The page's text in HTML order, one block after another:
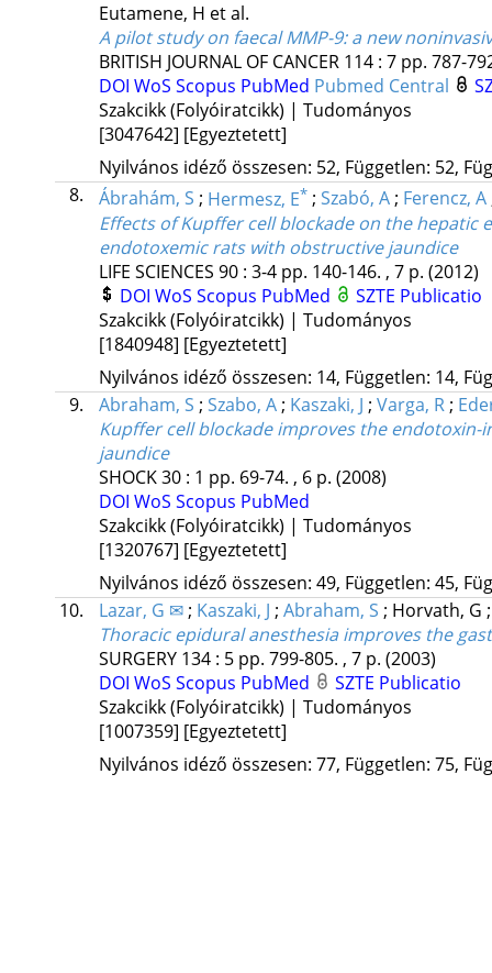
Eutamene, H et al.
A pilot study on faecal MMP-9: a new
BRITISH JOURNAL OF CANCER 114: 7 pp. 787-
DOI WoS Scopus PubMed Pubmed Central
Szakcikk (Folyóiratcikk) | Tudományos
[3047642] [Egyeztetett]
Nyilvános idéző összesen: 52, Független: 52,
8.
Ábrahám, S ; Hermesz, E* ; Szabó, A; Ferencz, A
Effects of Kupffer cell blockade on the hepatic
endotoxemic rats with obstructive jaundice
LIFE SCIENCES 90: 3-4 pp. 140-146. , 7 p. (2012)
DOI WoS Scopus PubMed
SZTE Publicatio
Szakcikk (Folyóiratcikk) | Tudományos
[1840948] [Egyeztetett]
Nyilvános idéző összesen: 14, Független: 14,
9.
Abraham, S ; Szabo, A ; Kaszaki, J ; Varga, R ;
Kupffer cell blockade improves the
jaundice
SHOCK30: 1 pp. 69-74. , 6 p. (2008)
DOI WoS Scopus PubMed
Szakcikk (Folyóiratcikk) | Tudományos
[1320767] [Egyeztetett]
Nyilvános idéző összesen: 49, Független: 45,
10.
Lazar, G ✉ ; Kaszaki, J ; Abraham, S ; Horvath, G
Thoracic epidural anesthesia improves the
SURGERY 134: 5 pp. 799-805. , 7 p. (2003)
DOI WoS Scopus PubMed
SZTE Publicatio
Szakcikk (Folyóiratcikk) | Tudományos
[1007359] [Egyeztetett]
Nyilvános idéző összesen: 77, Független: 75,